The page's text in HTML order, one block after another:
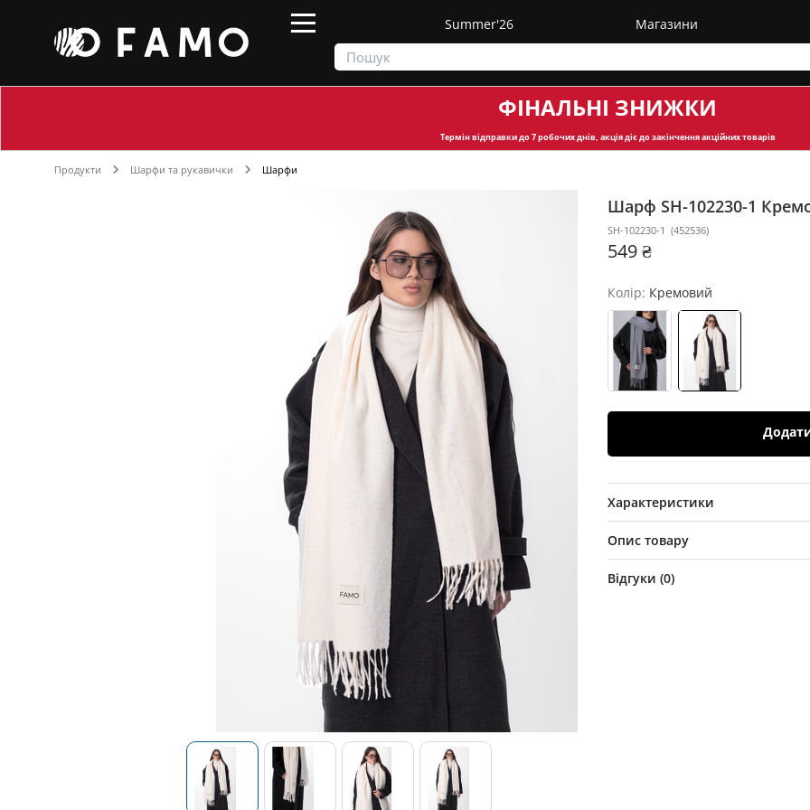
Summer'26 Магазини
ФІНАЛЬНІ ЗНИЖКИ
Термін відправкидо 7 робочих днів, акція діє до закінчення акційних товарів
Продукти Шарфи та рукавички Шарфи
Шарф SH-102230-1
SH-102230-1 (452536)
549 ₴
Колір: Кремовий
Характеристики
Опис товару
Відгуки (0)